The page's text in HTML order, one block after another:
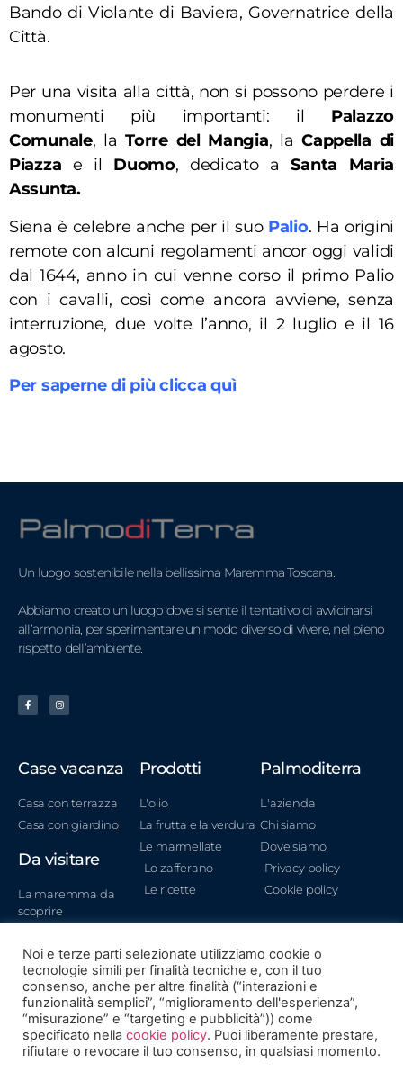
Bando di Violante di Baviera, Governatrice della
Città.
Per una visita alla città, non si possono perdere i
monumenti più importanti: il Palazzo
Comunale, laTorre del Mangia, laCappella di
Piazza e il Duomo, dedicato aSanta Maria
Assunta.
Siena è celebre anche per il suo Palio. Ha origini
remote con alcuni regolamenti ancor oggi validi
dal 1644, anno in cui venne corso il primo Palio
con i cavalli, così come ancora avviene, senza
interruzione, due volte l’anno, il 2 luglio e il 16
agosto.
Per saperne di più clicca quì
Un luogo sostenibile nella bellissima Maremma Toscana.
Abbiamo creato un luogo dove si sente il tentativo di avvicinarsi
all’armonia, per sperimentare un modo diverso di vivere, nel pieno
rispetto dell’ambiente.
Case vacanza
Casa con terrazza
Casa con giardino
Da visitare
La maremma da
scoprire
dintorni
Spiagge
straordinarie
Prodotti
L'olio
La frutta e la verdura
Le marmellate
Lo zafferano
Le ricette
Palmoditerra
L'azienda
Chi siamo
Dove siamo
Privacy policy
Cookie policy
Copyright © 2014 - 2025 | PalmodiTerra Località Guinzoni, 265 -
Noi e terze parti selezionate utilizziamo cookie o
tecnologie simili per finalità tecniche e, con il tuo
consenso, anche per altre finalità (“interazioni e
funzionalità semplici”, “miglioramento dell'esperienza”,
“misurazione” e “targeting e pubblicità”)) come
specificato nella cookie policy. Puoi liberamente prestare,
rifiutare o revocare il tuo consenso, in qualsiasi momento.